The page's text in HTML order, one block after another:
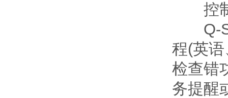
控制
Q-
程(英
检查错
务提醒